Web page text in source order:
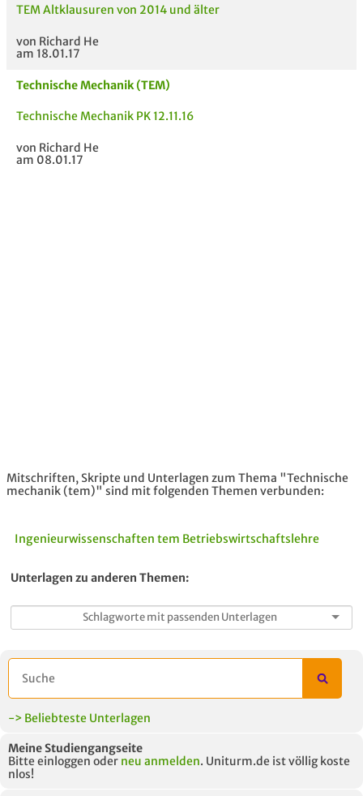
TEM Altklausuren von 2014 und älter
von Richard He
am 18.01.17
Technische Mechanik (TEM)
Technische Mechanik PK 12.11.16
von Richard He
am 08.01.17
Mitschriften, Skripte und Unterlagen zum Thema "Technische
mechanik (tem)" sind mit folgenden Themen verbunden:
Ingenieurwissenschaften tem Betriebswirtschaftslehre
Unterlagen zu anderen Themen:
-> Beliebteste Unterlagen
Meine Studiengangseite
Bitte einloggen oder neu anmelden. Uniturm.de ist völlig koste
nlos!